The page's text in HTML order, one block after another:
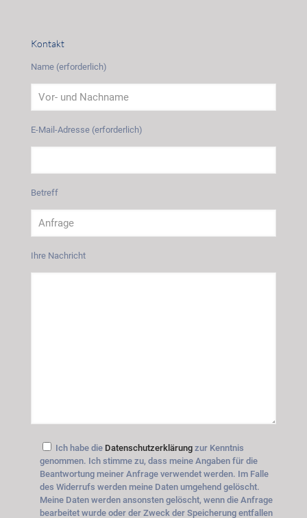
Kontakt
Name (erforderlich)
E-Mail-Adresse (erforderlich)
Betreff
Ihre Nachricht
Ich habe die Datenschutzerklärung zur Kenntnis
genommen. Ich stimme zu, dass meine Angaben für die
Beantwortung meiner Anfrage verwendet werden. Im Falle
des Widerrufs werden meine Daten umgehend gelöscht.
Meine Daten werden ansonsten gelöscht, wenn die Anfrage
bearbeitet wurde oder der Zweck der Speicherung entfallen